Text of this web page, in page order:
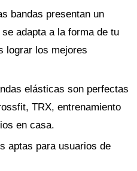
bandas presentan un
adapta a la forma de tu
lograr los mejores
elásticas son perfectas
TRX, entrenamiento
en casa.
aptas para usuarios de